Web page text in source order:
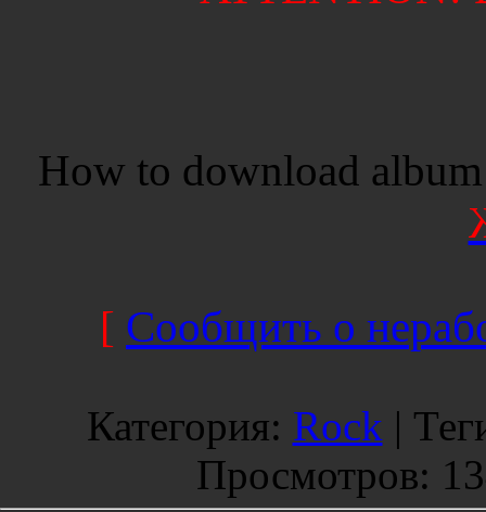
How to download
[ Сообщить о
Категория: Rock |
Просмотров: